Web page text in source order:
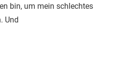
bin, um mein schlechtes
Und